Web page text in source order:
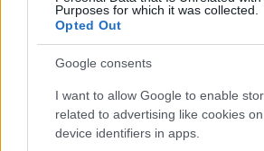
Purposes for which it was collected.
Opted Out
Google consents
I want to allow Google to enable
related to advertising like cookies
device identifiers in apps.
εκπαίδευση
ΔΥΠΑ: Ευκαιρία
8.000 ανέργους άνω των
Ξεκίνησαν οι αιτήσεις